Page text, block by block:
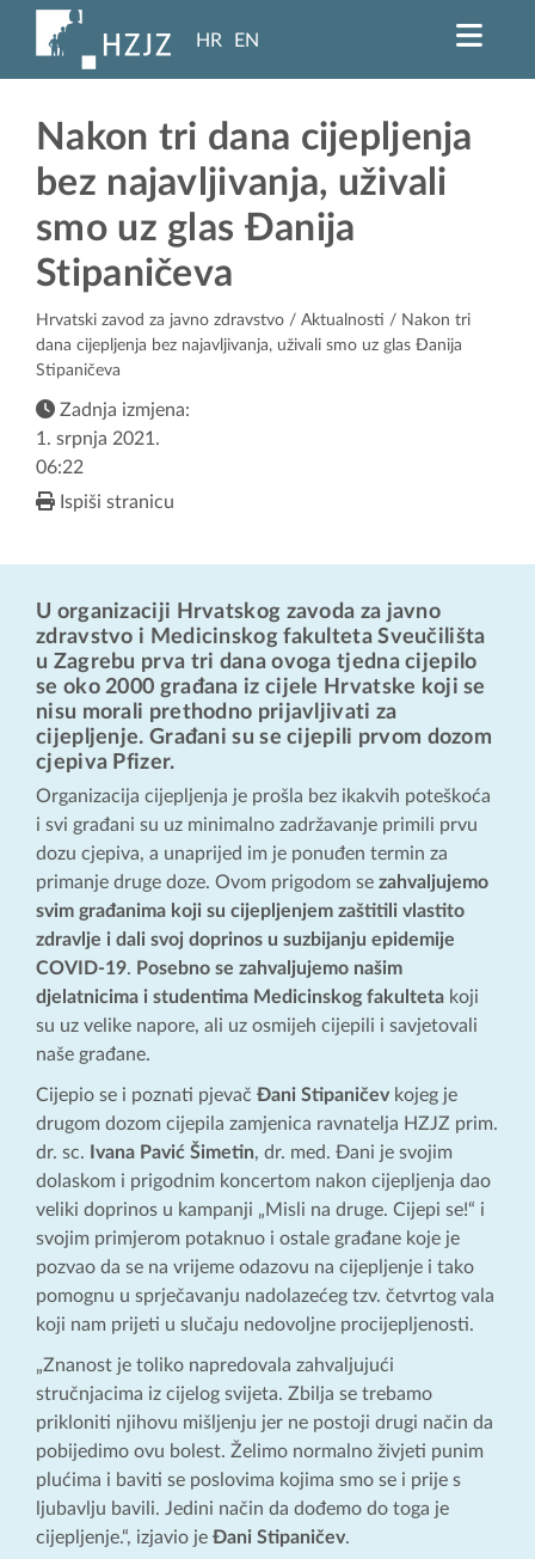
HR EN
Nakon tri dana cijepljenja
bez najavljivanja, uživali
smo uz glas Đanija
Stipaničeva
Hrvatski zavod za javno zdravstvo / Aktualnosti / Nakon tri
dana cijepljenja bez najavljivanja, uživali smo uz glas Đanija
Stipaničeva
Zadnja izmjena:
1. srpnja 2021.
06:22
Ispiši stranicu
U organizaciji Hrvatskog zavoda za javno
zdravstvo i Medicinskog fakulteta Sveučilišta
u Zagrebu prva tri dana ovoga tjedna cijepilo
se oko 2000 građana iz cijele Hrvatske koji se
nisu morali prethodno prijavljivati za
cijepljenje. Građani su se cijepili prvom dozom
cjepiva Pfizer.
Organizacija cijepljenja je prošla bez ikakvih poteškoća
i svi građani su uz minimalno zadržavanje primili prvu
dozu cjepiva, a unaprijed im je ponuđen termin za
primanje druge doze. Ovom prigodom se zahvaljujemo
svim građanima koji su cijepljenjem zaštitili vlastito
zdravlje i dali svoj doprinos u suzbijanju epidemije
COVID-19. Posebno se zahvaljujemo našim
djelatnicima i studentima Medicinskog fakulteta koji
su uz velike napore, ali uz osmijeh cijepili i savjetovali
naše građane.
Cijepio se i poznati pjevač Đani Stipaničev kojeg je
drugom dozom cijepila zamjenica ravnatelja HZJZ prim.
dr. sc.
Ivana Pavić Šimetin, dr. med. Đani je svojim
dolaskom i prigodnim koncertom nakon cijepljenja dao
veliki doprinos u kampanji „Misli na druge. Cijepi se!“ i
svojim primjerom potaknuo i ostale građane koje je
pozvao da se na vrijeme odazovu na cijepljenje i tako
pomognu u sprječavanju nadolazećeg tzv. četvrtog vala
koji nam prijeti u slučaju nedovoljne procijepljenosti.
„Znanost je toliko napredovala zahvaljujući
stručnjacima iz cijelog svijeta. Zbilja se trebamo
prikloniti njihovu mišljenju jer ne postoji drugi način da
pobijedimo ovu bolest. Želimo normalno živjeti punim
plućima i baviti se poslovima kojima smo se i prije s
ljubavlju bavili. Jedini način da dođemo do toga je
cijepljenje.“, izjavio je Đani Stipaničev.